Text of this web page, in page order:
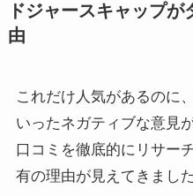
ドジャースキャップ
由
これだけ人気があるのに
いったネガティブな意見
口コミを徹底的にリサー
有の理由が見えてきました